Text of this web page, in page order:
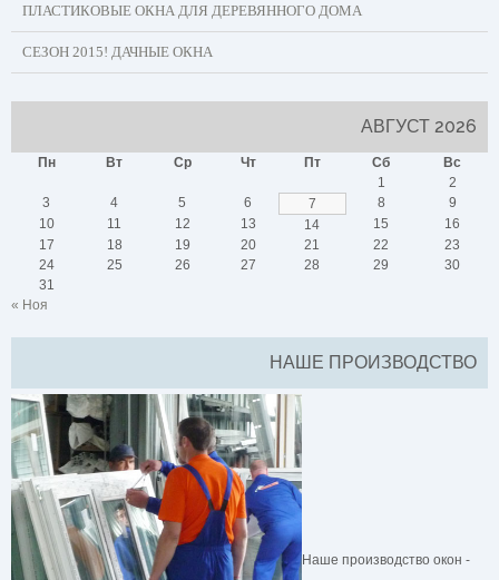
ПЛАСТИКОВЫЕ ОКНА ДЛЯ ДЕРЕВЯННОГО ДОМА
СЕЗОН 2015! ДАЧНЫЕ ОКНА
АВГУСТ 2026
Пн Вт Ср Чт Пт Сб
Вс
1
2
3
4 5 6 7 8
9
10
11 12 13 14 15
16
17
18 19 20 21 22
23
24
25 26 27 28 29
30
31
« Ноя
НАШЕ ПРОИЗВОДСТВО
Наше производство окон -